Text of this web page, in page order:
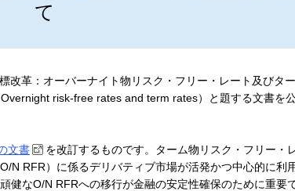
て
改革：オーバーナイト物リスク・フリー・レート及びタ
risk-free rates and term rates）と題する文書を
文書
を改訂するものです。ターム物リスク・フリー・
N RFR）に係るデリバティブ市場が活発かつ中心的に利
健なO/N RFRへの移行が金融の安定性確保のために重要